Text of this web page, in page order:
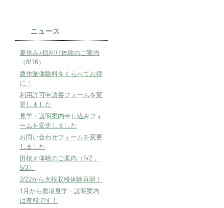
ニュース
夏休み♪稲刈り体験のご案内
（8/16）
農作業体験料をくらべてお得
に！
利用許可申請書フォームを変
更しました
見学・説明案内申し込みフォ
ームを変更しました
お問い合わせフォームを変更
しました
田植え体験のご案内（5/2，
5/3）
2/22から大根収穫体験再開！
1月から農場見学・説明案内
は有料です！